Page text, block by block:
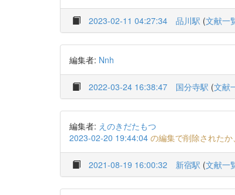
2023-02-11 04:27:34 品川駅 (文献一
編集者: Nnh
2022-03-24 16:38:47 国分寺駅 (文献
編集者: えのきだたもつ
2023-02-20 19:44:04 の編集で削除されたか
2021-08-19 16:00:32 新宿駅 (文献一